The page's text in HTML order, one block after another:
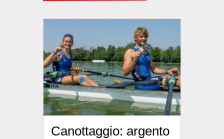
Canottaggio: argento